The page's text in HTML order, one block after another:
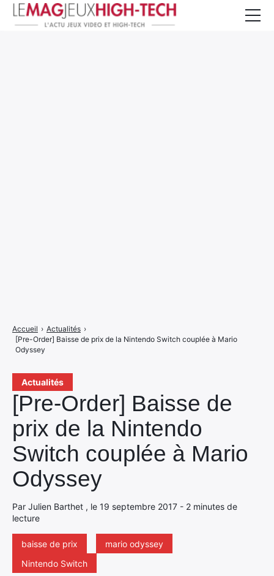
Actualités
[Pre-Order] Baisse de
prix de la Nintendo
Switch couplée à Mario
Odyssey
Par Julien Barthet , le 19 septembre 2017 - 2 minutes de
lecture
baisse de prix
mario odyssey
Nintendo Switch
Accueil › Actualités ›
[Pre-Order] Baisse de prix de la Nintendo Switch couplée à Mario
Odyssey